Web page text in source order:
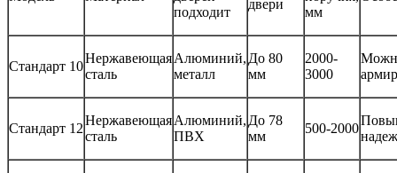
подходит
двери
мм
Стандарт 10
Нержавеющая
сталь
Алюминий,
металл
До 80
мм
2000-
3000
Стандарт 12
Нержавеющая
сталь
Алюминий,
ПВХ
До 78
мм
500-2000